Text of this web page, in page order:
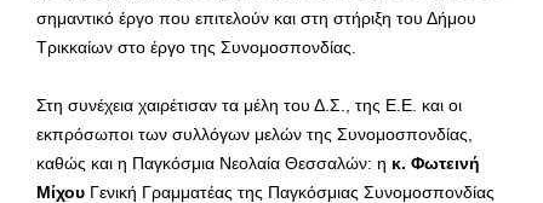
σημαντικό έργο που επιτελούν και στη στήριξη του Δήμου
Τρικκαίων στο έργο της Συνομοσπονδίας.
Στη συνέχεια χαιρέτισαν τα μέλη του Δ.Σ., της Ε.Ε. και οι
εκπρόσωποι των συλλόγων μελών της Συνομοσπονδίας,
καθώς και η Παγκόσμια Νεολαία Θεσσαλών: η κ. Φωτεινή
Μίχου Γενική Γραμματέας της Παγκόσμιας Συνομοσπονδίας